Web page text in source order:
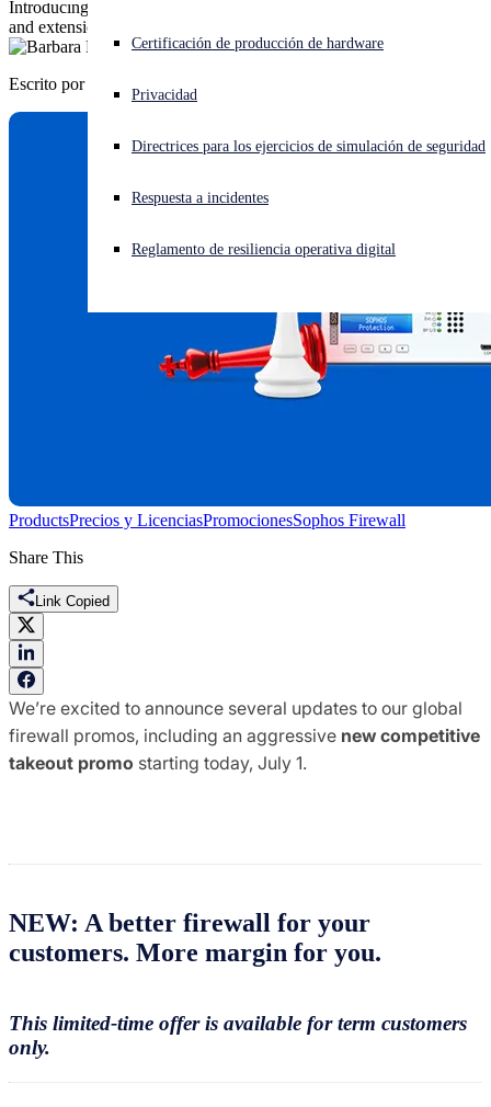
¿Está sufriendo un ciberataque? Obtenga ayuda ahora mismo
Open language switcher
Certificación de producción de hardware
Privacidad
Directrices para los ejercicios de simulación de seguridad
Respuesta a incidentes
Reglamento de resiliencia operativa digital
Introducing a new competitive takeout offer, plus promo updates
and extensions.
Escrito por
ProductsPrecios y LicenciasPromocionesSophos Firewall
Share This
Link Copied
We’re excited to announce several updates to our global
firewall promos, including an aggressive new competitive
takeout promo starting today, July 1.
NEW: A better firewall for your
customers. More margin for you.
This limited-time offer is available for term customers
only.